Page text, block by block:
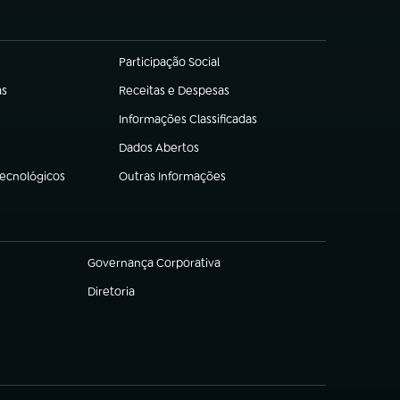
Participação Social
(abre em nova aba)
Receitas e Despesas
(abre em nova aba)
Informações Classificadas
(abre em nova aba)
Dados Abertos
(abre em nova aba)
Outras Informações
(abre em nova aba)
Governança Corporativa
(abre em nova aba)
Diretoria
(abre em nova aba)